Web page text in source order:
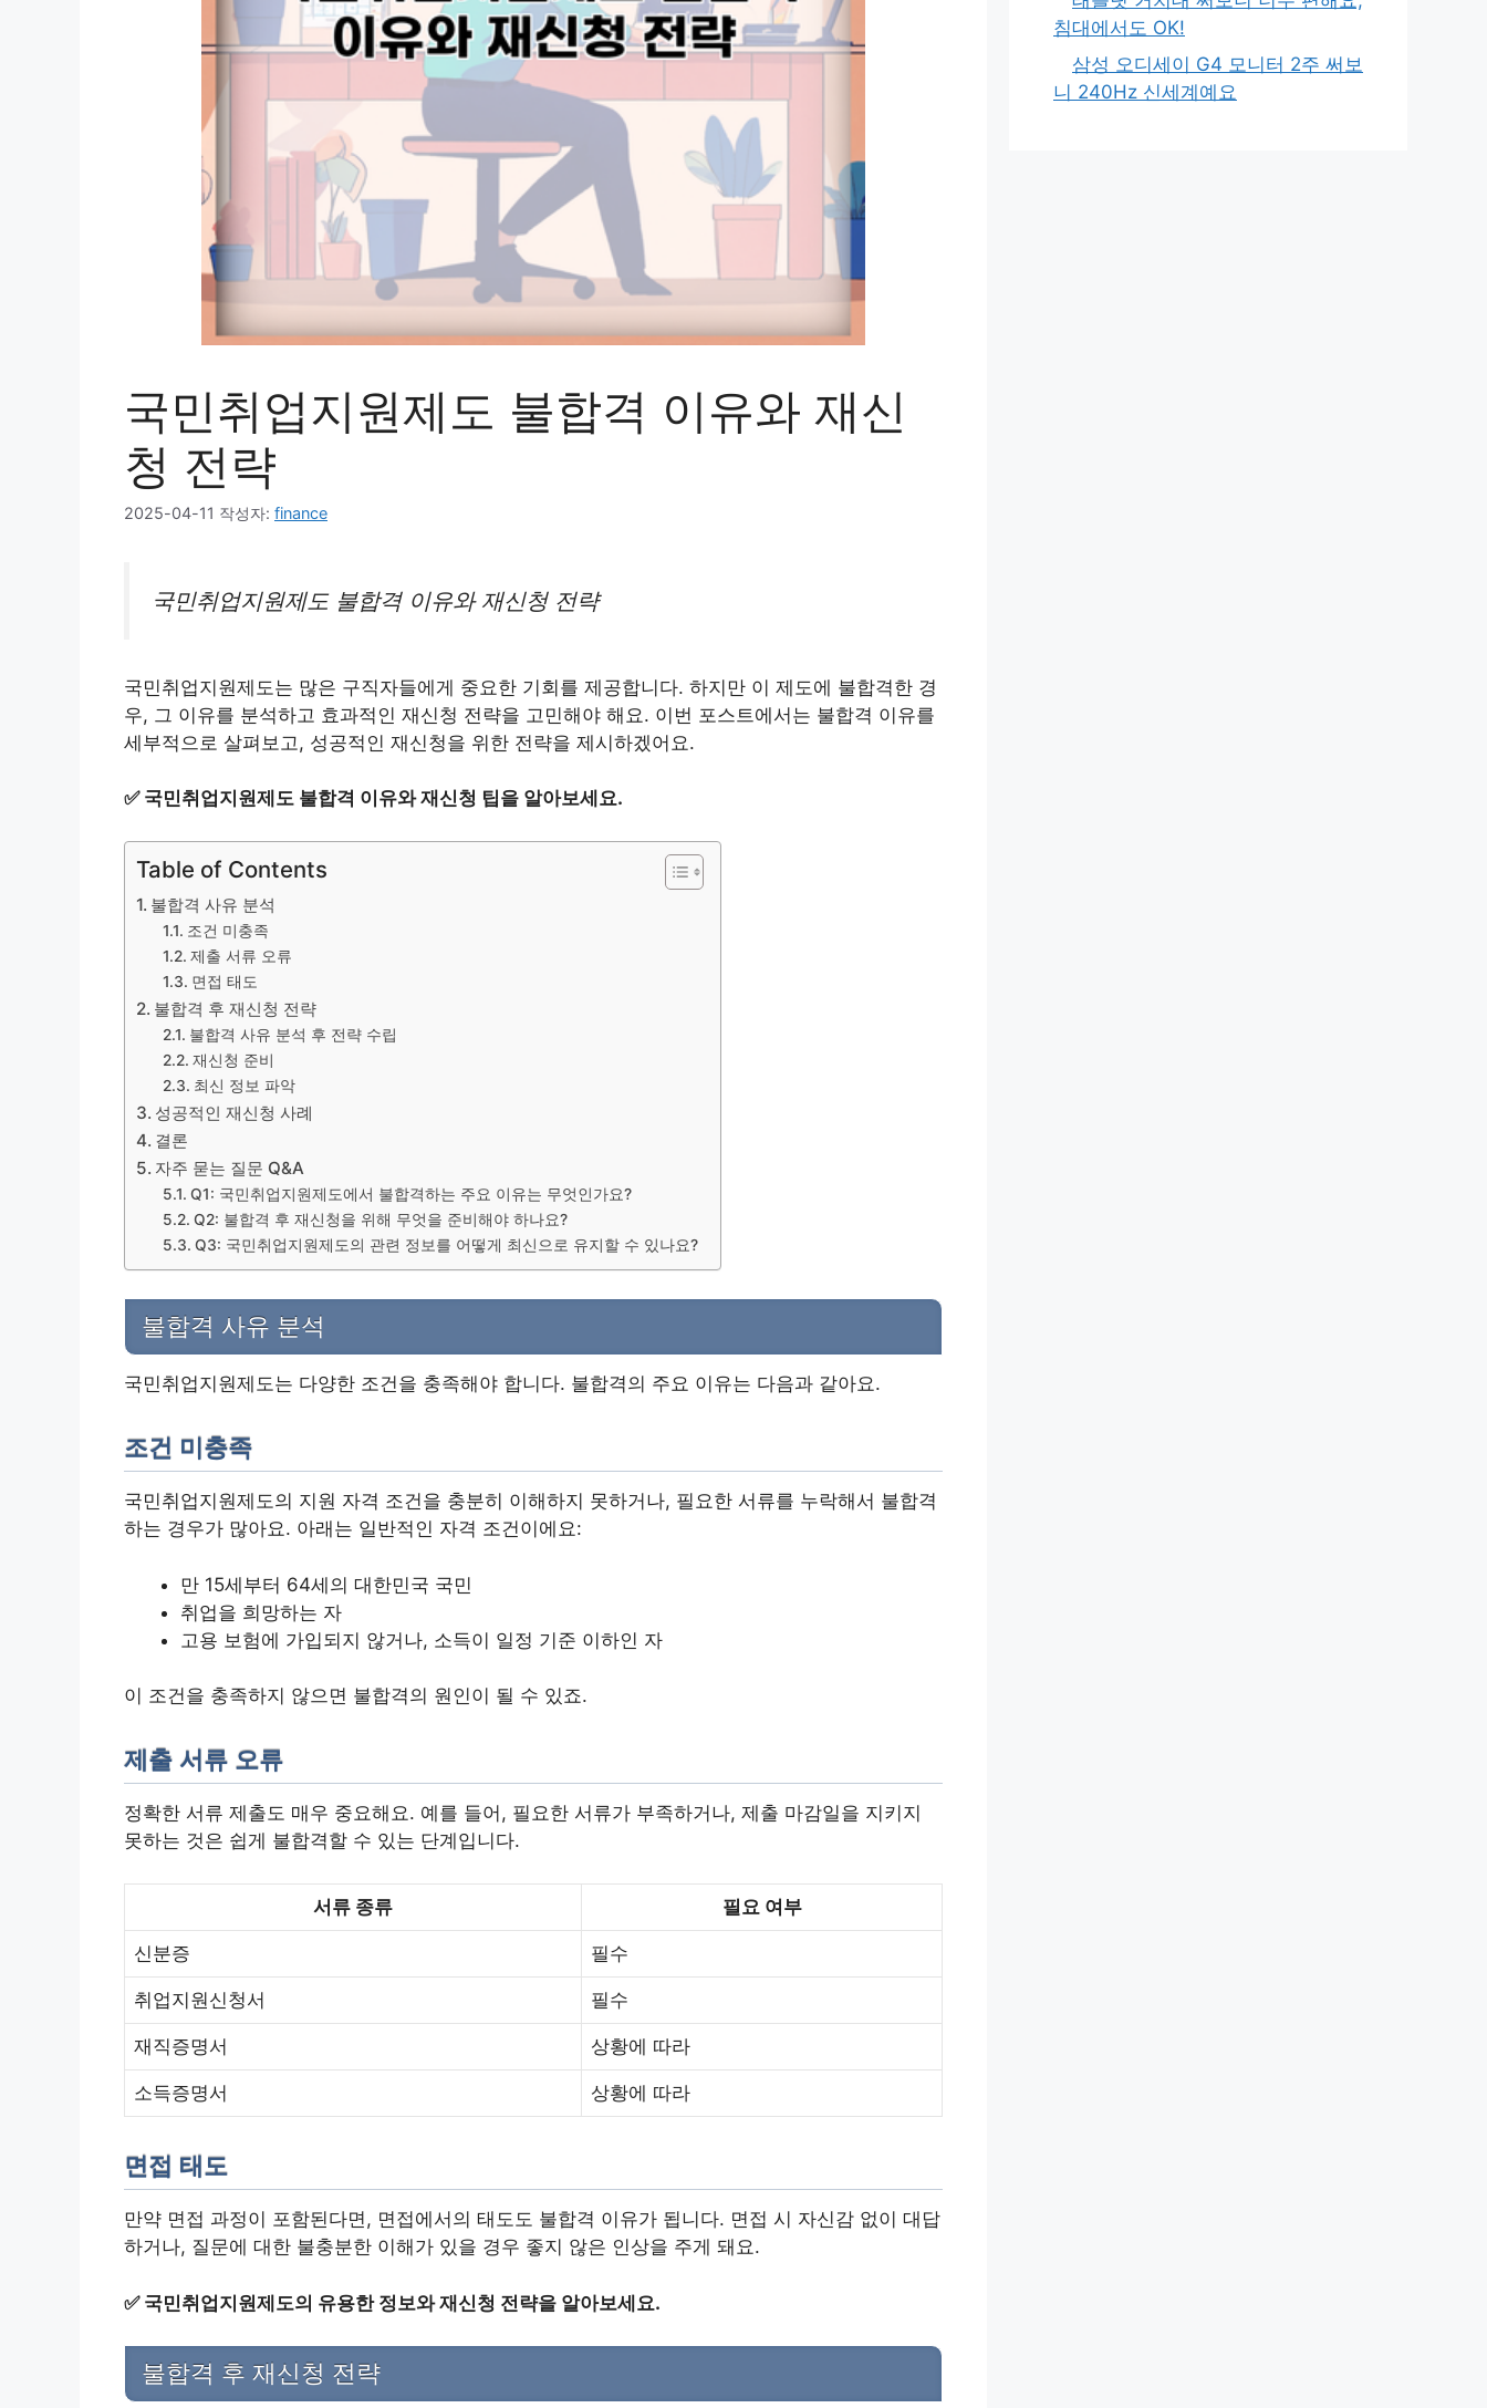
국민취업지원제도 불합격 이유와 재신
청 전략
2025-04-11 작성자: finance
국민취업지원제도 불합격 이유와 재신청 전략
국민취업지원제도는 많은 구직자들에게 중요한 기회를 제공합니다. 하지만 이 제도에 불합격한 경
우, 그 이유를 분석하고 효과적인 재신청 전략을 고민해야 해요. 이번 포스트에서는 불합격 이유를
세부적으로 살펴보고, 성공적인 재신청을 위한 전략을 제시하겠어요.
✅ 국민취업지원제도 불합격 이유와 재신청 팁을 알아보세요.
Table of Contents
불합격 사유 분석
조건 미충족
제출 서류 오류
면접 태도
불합격 후 재신청 전략
불합격 사유 분석 후 전략 수립
재신청 준비
최신 정보 파악
성공적인 재신청 사례
결론
자주 묻는 질문 Q&A
Q1: 국민취업지원제도에서 불합격하는 주요 이유는 무엇인가요?
Q2: 불합격 후 재신청을 위해 무엇을 준비해야 하나요?
Q3: 국민취업지원제도의 관련 정보를 어떻게 최신으로 유지할 수 있나요?
불합격 사유 분석
국민취업지원제도는 다양한 조건을 충족해야 합니다. 불합격의 주요 이유는 다음과 같아요.
조건 미충족
국민취업지원제도의 지원 자격 조건을 충분히 이해하지 못하거나, 필요한 서류를 누락해서 불합격
하는 경우가 많아요. 아래는 일반적인 자격 조건이에요:
만 15세부터 64세의 대한민국 국민
취업을 희망하는 자
고용 보험에 가입되지 않거나, 소득이 일정 기준 이하인 자
이 조건을 충족하지 않으면 불합격의 원인이 될 수 있죠.
제출 서류 오류
정확한 서류 제출도 매우 중요해요. 예를 들어, 필요한 서류가 부족하거나, 제출 마감일을 지키지
못하는 것은 쉽게 불합격할 수 있는 단계입니다.
서류 종류 필요 여부
신분증 필수
취업지원신청서 필수
재직증명서 상황에 따라
소득증명서 상황에 따라
면접 태도
만약 면접 과정이 포함된다면, 면접에서의 태도도 불합격 이유가 됩니다. 면접 시 자신감 없이 대답
하거나, 질문에 대한 불충분한 이해가 있을 경우 좋지 않은 인상을 주게 돼요.
✅ 국민취업지원제도의 유용한 정보와 재신청 전략을 알아보세요.
불합격 후 재신청 전략
침대에서도 OK!
삼성 오디세이 G4 모니터 2주 써보
니 240Hz 신세계예요